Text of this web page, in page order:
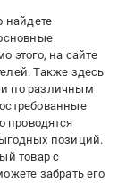
найдете
этого, на сайте
Также здесь
по различным
проводятся
позиций.
товар с
забрать его